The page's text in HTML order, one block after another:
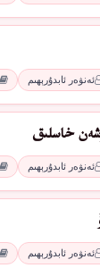
ئەنۋەر ئابدۇرېھىم
خاسلىق
ئەنۋەر ئابدۇرېھىم
ئەنۋەر ئابدۇرېھىم